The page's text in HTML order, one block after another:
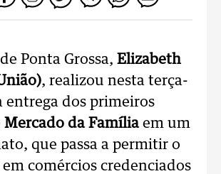
Ponta Grossa, Elizabeth
, realizou nesta terça-
entrega dos primeiros
Mercado da Famíliaem um
que passa a permitir o
comércios credenciados